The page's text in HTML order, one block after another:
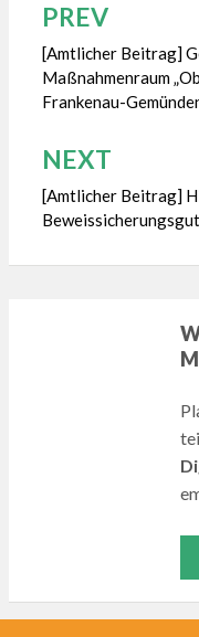
PREV
[Amtlicher Beitrag]
Maßnahmenraum
Frankenau-
NEXT
[Amtlicher Beitrag]